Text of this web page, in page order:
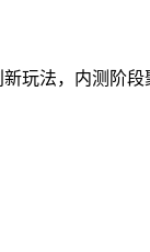
玩法，内测阶